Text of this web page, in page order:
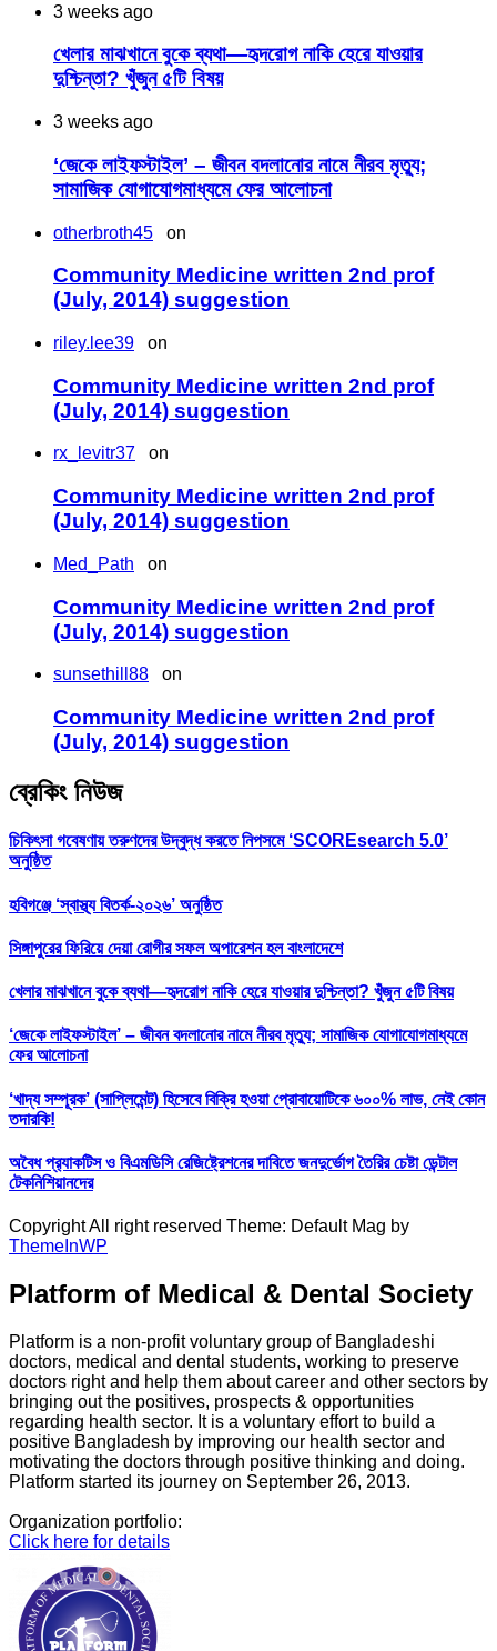
3 weeks ago
খেলার মাঝখানে বুকে ব্যথা—হৃদরোগ নাকি হেরে যাওয়ার
দুশ্চিন্তা? খুঁজুন ৫টি বিষয়
3 weeks ago
‘জেকে লাইফস্টাইল’ – জীবন বদলানোর নামে নীরব মৃত্যু;
সামাজিক যোগাযোগমাধ্যমে ফের আলোচনা
otherbroth45 on
Community Medicine written 2nd prof
(July, 2014) suggestion
riley.lee39 on
Community Medicine written 2nd prof
(July, 2014) suggestion
rx_levitr37 on
Community Medicine written 2nd prof
(July, 2014) suggestion
Med_Path on
Community Medicine written 2nd prof
(July, 2014) suggestion
sunsethill88 on
Community Medicine written 2nd prof
(July, 2014) suggestion
ব্রেকিং নিউজ
চিকিৎসা গবেষণায় তরুণদের উদ্বুদ্ধ করতে নিপসমে ‘SCOREsearch 5.0’
অনুষ্ঠিত
হবিগঞ্জে ‘স্বাস্থ্য বিতর্ক-২০২৬’ অনুষ্ঠিত
সিঙ্গাপুরের ফিরিয়ে দেয়া রোগীর সফল অপারেশন হল বাংলাদেশে
খেলার মাঝখানে বুকে ব্যথা—হৃদরোগ নাকি হেরে যাওয়ার দুশ্চিন্তা? খুঁজুন ৫টি বিষয়
‘জেকে লাইফস্টাইল’ – জীবন বদলানোর নামে নীরব মৃত্যু; সামাজিক যোগাযোগমাধ্যমে
ফের আলোচনা
‘খাদ্য সম্পূরক’ (সাপ্লিমেন্ট) হিসেবে বিক্রি হওয়া প্রোবায়োটিকে ৬০০% লাভ, নেই কোন
তদারকি!
অবৈধ প্র‍্যাকটিস ও বিএমডিসি রেজিষ্ট্রেশনের দাবিতে জনদুর্ভোগ তৈরির চেষ্টা ডেন্টাল
টেকনিশিয়ানদের
Copyright All right reserved Theme: Default Mag by
ThemeInWP
Platform of Medical & Dental Society
Platform is a non-profit voluntary group of Bangladeshi
doctors, medical and dental students, working to preserve
doctors right and help them about career and other sectors by
bringing out the positives, prospects & opportunities
regarding health sector. It is a voluntary effort to build a
positive Bangladesh by improving our health sector and
motivating the doctors through positive thinking and doing.
Platform started its journey on September 26, 2013.
Organization portfolio:
Click here for details